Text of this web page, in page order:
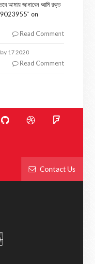
তবে আমায় জানাবেন আমি রক্ত
" on
Read Comment
17 2020
Read Comment
Contact Us